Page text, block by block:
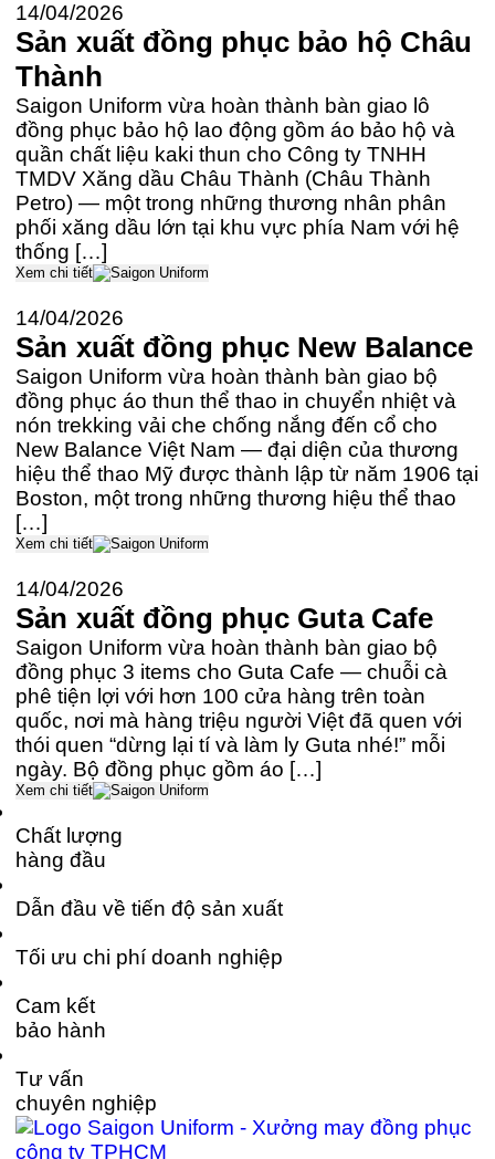
14/04/2026
Sản xuất đồng phục bảo hộ Châu
Thành
Saigon Uniform vừa hoàn thành bàn giao lô
đồng phục bảo hộ lao động gồm áo bảo hộ và
quần chất liệu kaki thun cho Công ty TNHH
TMDV Xăng dầu Châu Thành (Châu Thành
Petro) — một trong những thương nhân phân
phối xăng dầu lớn tại khu vực phía Nam với hệ
thống […]
Xem chi tiết
14/04/2026
Sản xuất đồng phục New Balance
Saigon Uniform vừa hoàn thành bàn giao bộ
đồng phục áo thun thể thao in chuyển nhiệt và
nón trekking vải che chống nắng đến cổ cho
New Balance Việt Nam — đại diện của thương
hiệu thể thao Mỹ được thành lập từ năm 1906 tại
Boston, một trong những thương hiệu thể thao
[…]
Xem chi tiết
14/04/2026
Sản xuất đồng phục Guta Cafe
Saigon Uniform vừa hoàn thành bàn giao bộ
đồng phục 3 items cho Guta Cafe — chuỗi cà
phê tiện lợi với hơn 100 cửa hàng trên toàn
quốc, nơi mà hàng triệu người Việt đã quen với
thói quen “dừng lại tí và làm ly Guta nhé!” mỗi
ngày. Bộ đồng phục gồm áo […]
Xem chi tiết
Chất lượng
hàng đầu
Dẫn đầu về tiến độ sản xuất
Tối ưu chi phí doanh nghiệp
Cam kết
bảo hành
Tư vấn
chuyên nghiệp